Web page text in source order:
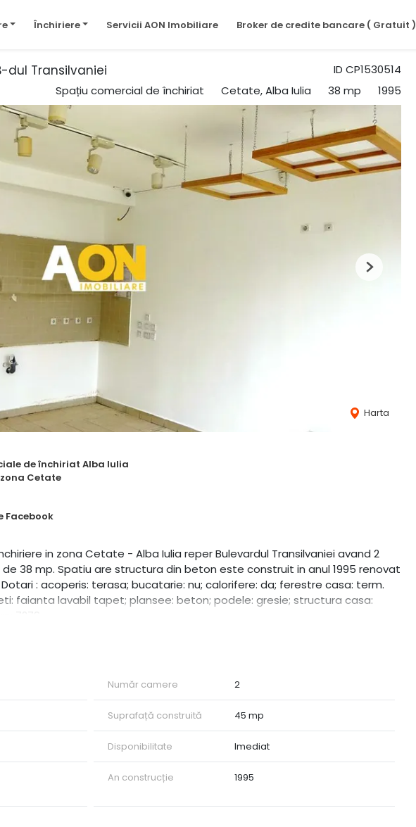
Închiriere Servicii AON Imobiliare Broker de credite bancare ( Gratuit )
ID CP1530514
dul Transilvaniei
Spațiu comercial de închiriat Cetate, Alba Iulia 38 mp 1995
Harta
Next
de închiriat Alba Iulia
Cetate
Facebook
in zona Cetate - Alba Iulia reper Bulevardul Transilvaniei avand 2
38 mp. Spatiu are structura din beton este construit in anul 1995 renovat
: acoperis: terasa; bucatarie: nu; calorifere: da; ferestre casa: term.
faianta lavabil tapet; plansee: beton; podele: gresie; structura casa:
Număr camere 2
Suprafață construită 45 mp
Disponibilitate Imediat
An construcție 1995